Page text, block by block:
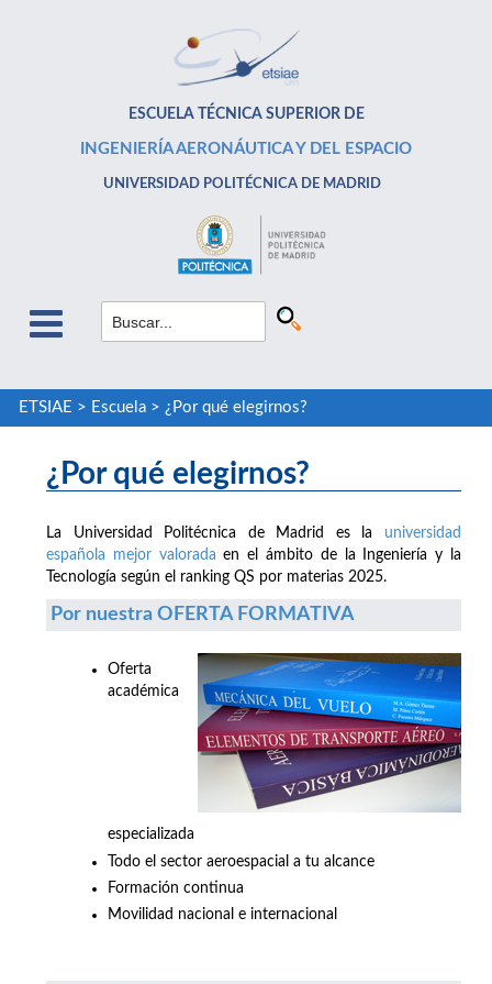
ESCUELA TÉCNICA SUPERIOR DE
INGENIERÍA AERONÁUTICA Y DEL ESPACIO
UNIVERSIDAD POLITÉCNICA DE MADRID
ETSIAE > Escuela> ¿Por qué elegirnos?
¿Por qué elegirnos?
La Universidad Politécnica de Madrid es la universidad
española mejor valorada en el ámbito de la Ingeniería y la
Tecnología según el ranking QS por materias 2025.
Por nuestra OFERTA FORMATIVA
Oferta
académica
especializada
Todo el sector aeroespacial a tu alcance
Formación continua
Movilidad nacional e internacional